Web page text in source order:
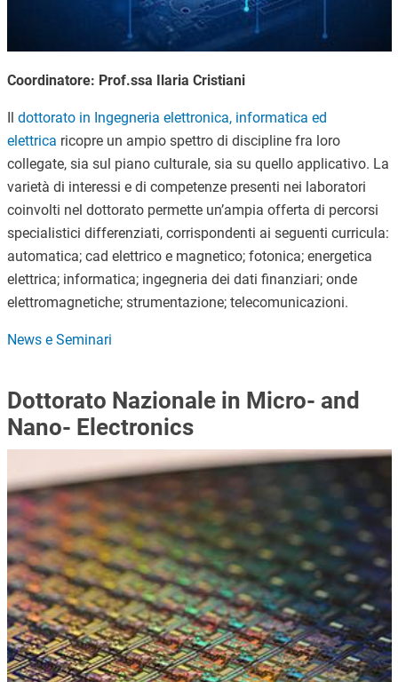
Coordinatore: Prof.ssa Ilaria Cristiani
Il dottorato in Ingegneria elettronica, informatica ed
elettrica ricopre un ampio spettro di discipline fra loro
collegate, sia sul piano culturale, sia su quello applicativo. La
varietà di interessi e di competenze presenti nei laboratori
coinvolti nel dottorato permette un’ampia offerta di percorsi
specialistici differenziati, corrispondenti ai seguenti curricula:
automatica; cad elettrico e magnetico; fotonica; energetica
elettrica; informatica; ingegneria dei dati finanziari; onde
elettromagnetiche; strumentazione; telecomunicazioni.
News e Seminari
Dottorato Nazionale in Micro- and
Nano- Electronics